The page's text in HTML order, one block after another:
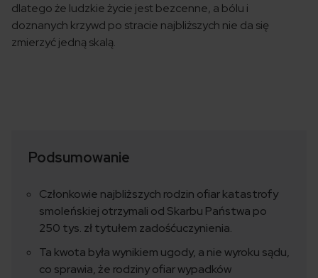
dlatego że ludzkie życie jest bezcenne, a bólu i
doznanych krzywd po stracie najbliższych nie da się
zmierzyć jedną skalą.
Podsumowanie
Członkowie najbliższych rodzin ofiar katastrofy
smoleńskiej otrzymali od Skarbu Państwa po
250 tys. zł tytułem zadośćuczynienia.
Ta kwota była wynikiem ugody, a nie wyroku sądu,
co sprawia, że rodziny ofiar wypadków